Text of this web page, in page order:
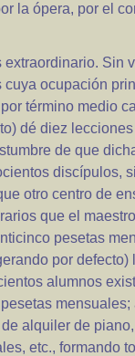
la ópera, por el
Sin
ocupación
término medio
dé diez
de que
discípulos,
otro centro de
que el
pesetas
por defecto)
alumnos
mensuales;
alquiler de
etc., formando